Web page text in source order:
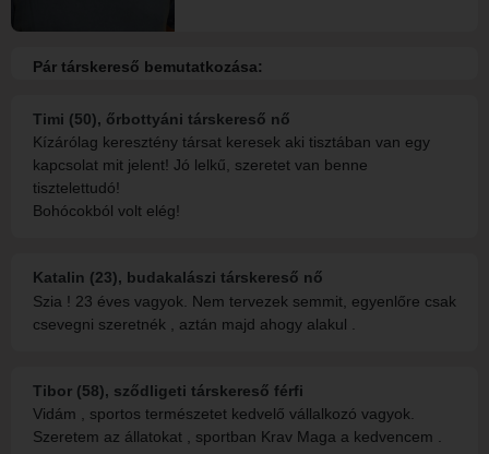
Pár társkereső bemutatkozása:
Timi (50), őrbottyáni társkereső nő
Kízárólag keresztény társat keresek aki tisztában van egy
kapcsolat mit jelent! Jó lelkű, szeretet van benne
tisztelettudó!
Bohócokból volt elég!
Katalin (23), budakalászi társkereső nő
Szia ! 23 éves vagyok. Nem tervezek semmit, egyenlőre csak
csevegni szeretnék , aztán majd ahogy alakul .
Tibor (58), sződligeti társkereső férfi
Vidám , sportos természetet kedvelő vállalkozó vagyok.
Szeretem az állatokat , sportban Krav Maga a kedvencem .